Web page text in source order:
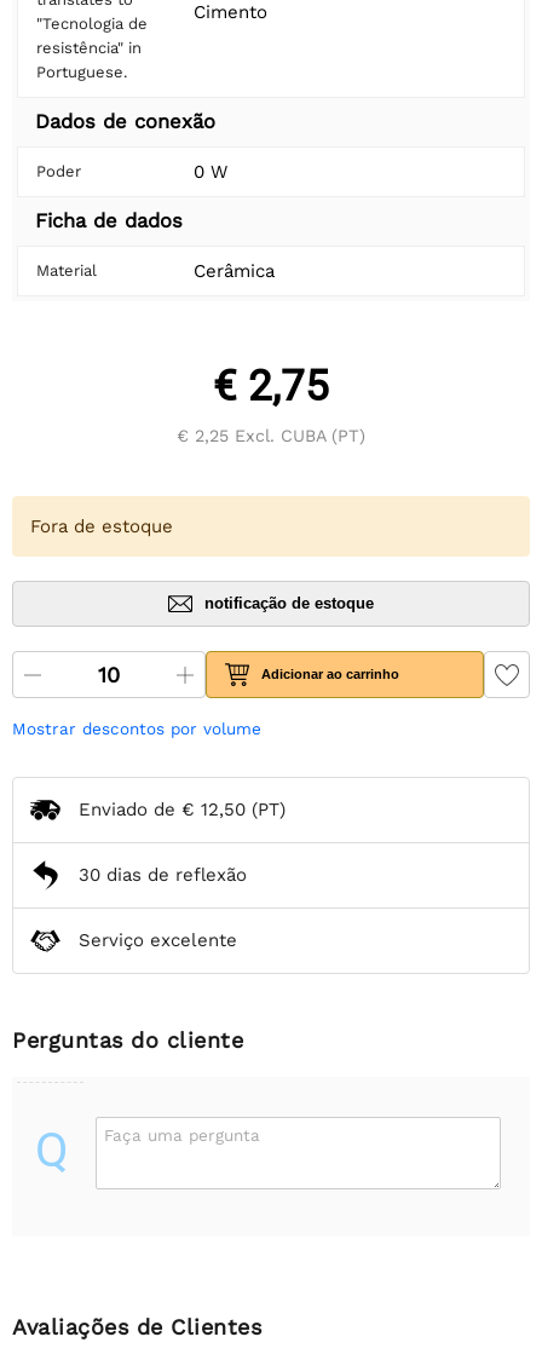
"Tecnologia de
resistência" in
Portuguese.
Cimento
Dados de conexão
Poder 0 W
Ficha de dados
Material Cerâmica
€ 2,75
€ 2,25 Excl. CUBA (PT)
Fora de estoque
notificação de estoque
Adicionar ao carrinho
Mostrar descontos por volume
Enviado de € 12,50 (PT)
30 dias de reflexão
Serviço excelente
Perguntas do cliente
Q Faça uma pergunta
Avaliações de Clientes